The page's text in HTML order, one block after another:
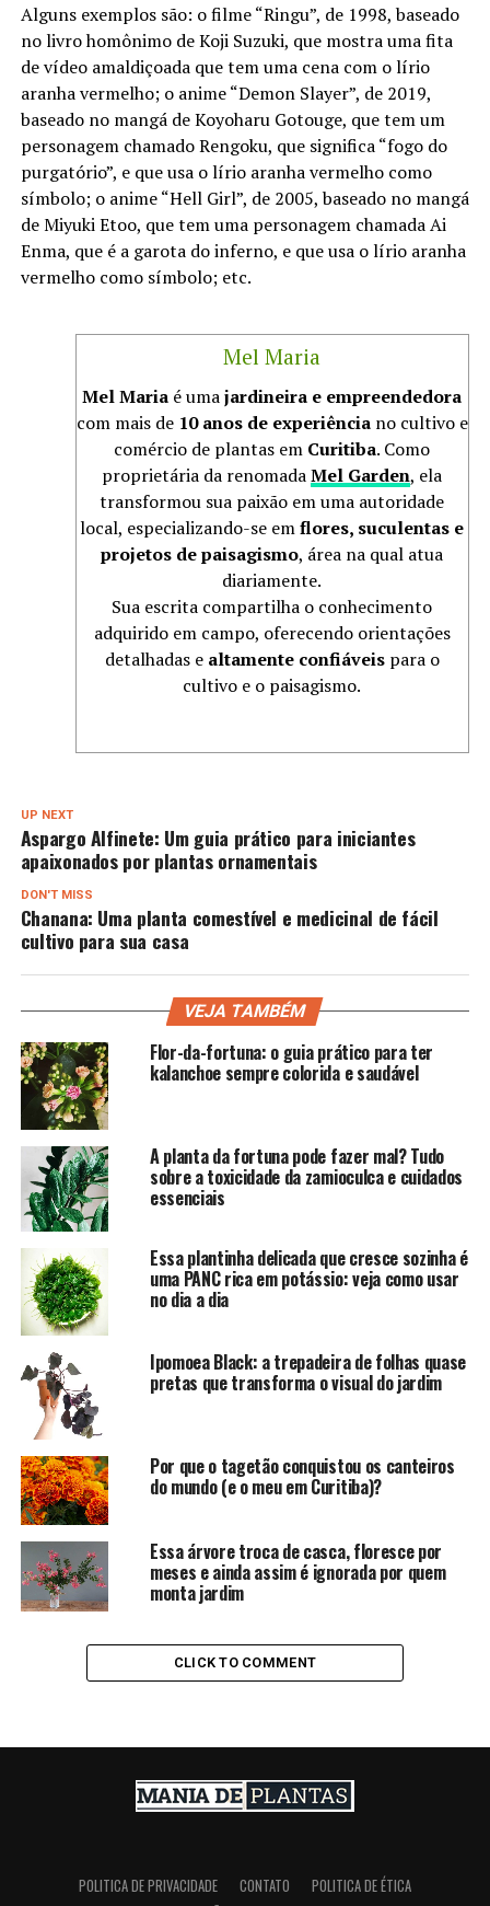
Alguns exemplos são: o filme “Ringu”, de 1998, baseado
no livro homônimo de Koji Suzuki, que mostra uma fita
de vídeo amaldiçoada que tem uma cena com o lírio
aranha vermelho; o anime “Demon Slayer”, de 2019,
baseado no mangá de Koyoharu Gotouge, que tem um
personagem chamado Rengoku, que significa “fogo do
purgatório”, e que usa o lírio aranha vermelho como
símbolo; o anime “Hell Girl”, de 2005, baseado no mangá
de Miyuki Etoo, que tem uma personagem chamada Ai
Enma, que é a garota do inferno, e que usa o lírio aranha
vermelho como símbolo; etc.
Mel Maria
Mel Maria é umajardineira e empreendedora
com mais de 10 anos de experiênciano cultivo e
comércio de plantas em Curitiba. Como
proprietária da renomadaMel Garden, ela
transformou sua paixão em uma autoridade
local, especializando-se emflores, suculentas e
projetos de paisagismo, área na qual atua
diariamente.
Sua escrita compartilha o conhecimento
adquirido em campo, oferecendo orientações
detalhadas e altamente confiáveispara o
cultivo e o paisagismo.
UP NEXT
Aspargo Alfinete: Um guia prático para iniciantes
apaixonados por plantas ornamentais
DON'T MISS
Chanana: Uma planta comestível e medicinal de fácil
cultivo para sua casa
VEJA TAMBÉM
Flor-da-fortuna: o guia prático para ter
kalanchoe sempre colorida e saudável
A planta da fortuna pode fazer mal? Tudo
sobre a toxicidade da zamioculca e cuidados
essenciais
Essa plantinha delicada que cresce sozinha é
uma PANC rica em potássio: veja como usar
no dia a dia
Ipomoea Black: a trepadeira de folhas quase
pretas que transforma o visual do jardim
Por que o tagetão conquistou os canteiros
do mundo (e o meu em Curitiba)?
Essa árvore troca de casca, floresce por
meses e ainda assim é ignorada por quem
monta jardim
CLICK TO COMMENT
POLITICA DE PRIVACIDADE CONTATO
POLITICA DE ÉTICA